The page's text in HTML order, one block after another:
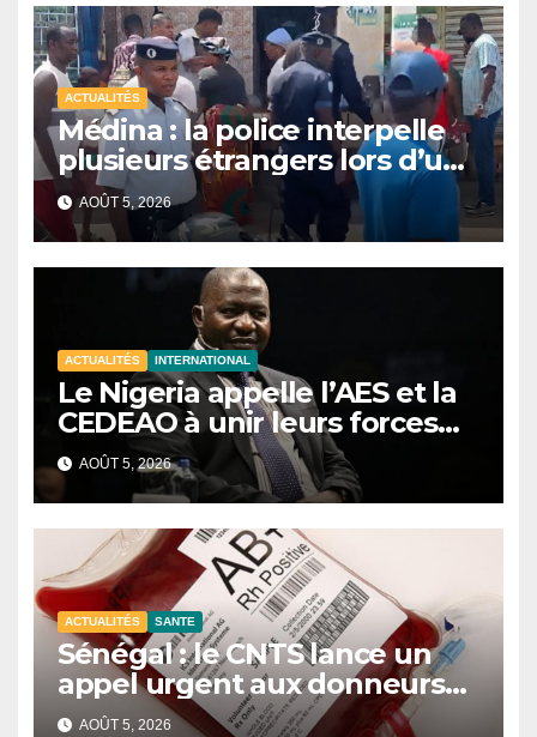
ACTUALITÉS
Médina : la police interpelle
plusieurs étrangers lors d’une
opération de sécurisation
AOÛT 5, 2026
ACTUALITÉS INTERNATIONAL
Le Nigeria appelle l’AES et la
CEDEAO à unir leurs forces
contre le terrorisme
AOÛT 5, 2026
ACTUALITÉS SANTE
Sénégal : le CNTS lance un
appel urgent aux donneurs
face à une pénurie de sang.
AOÛT 5, 2026